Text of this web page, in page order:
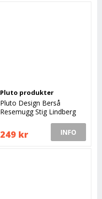
Pluto produkter
Pluto Design Berså
Resemugg Stig Lindberg
249 kr INFO